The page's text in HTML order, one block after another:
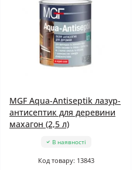
MGF Aqua-Antiseptik лазур-
антисептик для деревини
махагон (2,5 л)
В наявності
Код товару: 13843